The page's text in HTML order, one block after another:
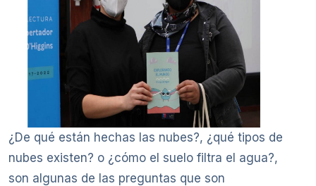
¿De qué están hechas las nubes?, ¿qué tipos de
nubes existen? o ¿cómo el suelo filtra el agua?,
son algunas de las preguntas que son